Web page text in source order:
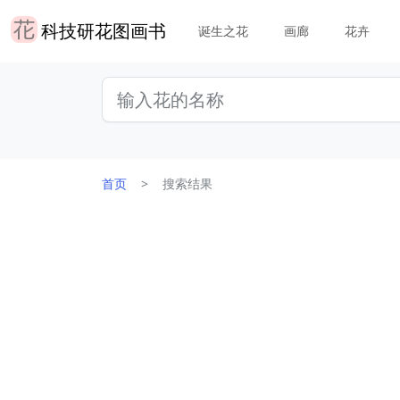
科技研花图画书 诞生之花 画廊 花卉
首页 搜索结果